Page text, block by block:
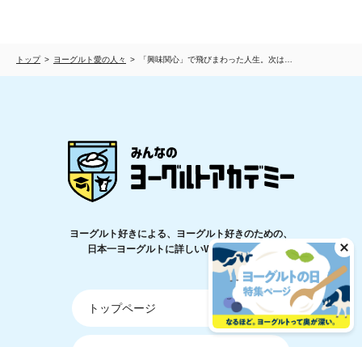
トップ ヨーグルト愛の人々 「興味関心」で飛びまわった人生。次は…
ヨーグルト好きによる、ヨーグルト好きのための、
日本一ヨーグルトに詳しいWEBメディア！
トップページ